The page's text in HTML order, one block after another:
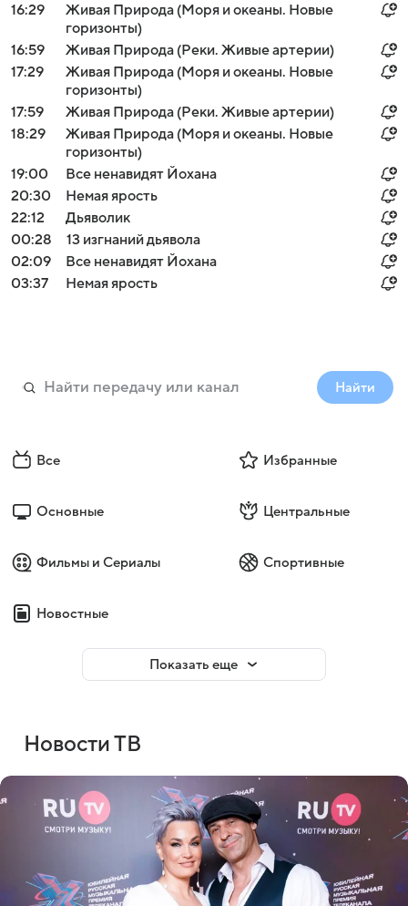
16:29
Живая Природа (Моря и океаны. Новые
горизонты)
16:59
Живая Природа (Реки. Живые артерии)
17:29
Живая Природа (Моря и океаны. Новые
горизонты)
17:59
Живая Природа (Реки. Живые артерии)
18:29
Живая Природа (Моря и океаны. Новые
горизонты)
19:00
Все ненавидят Йохана
20:30
Немая ярость
22:12
Дьяволик
00:28
13 изгнаний дьявола
02:09
Все ненавидят Йохана
03:37
Немая ярость
Найти
Все Избранные
Основные Центральные
Фильмы и Сериалы Спортивные
Новостные
Показать еще
Новости ТВ